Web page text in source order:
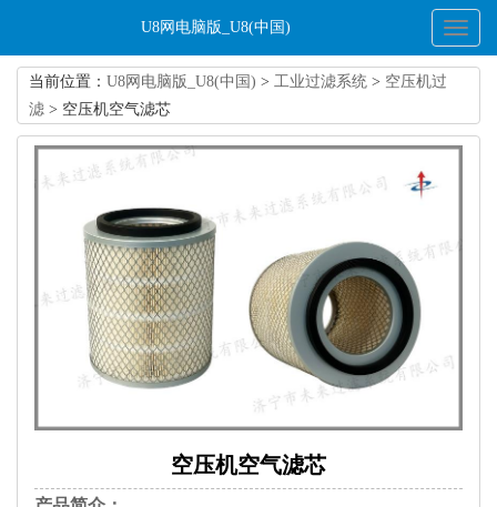
Toggle
U8网电脑版_U8(中国)
当前位置： U8网电脑版_U8(中国) > 工业过滤系统 > 空压机过
滤 > 空压机空气滤芯
空压机空气滤芯